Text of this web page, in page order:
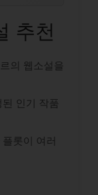
추천
의 웹소설을
인기 작품
롯이 여러